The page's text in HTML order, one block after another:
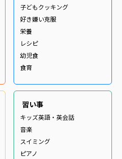
子どもクッキング
好き嫌い克服
栄養
レシピ
幼児食
食育
習い事
キッズ英語・英会話
音楽
スイミング
ピアノ